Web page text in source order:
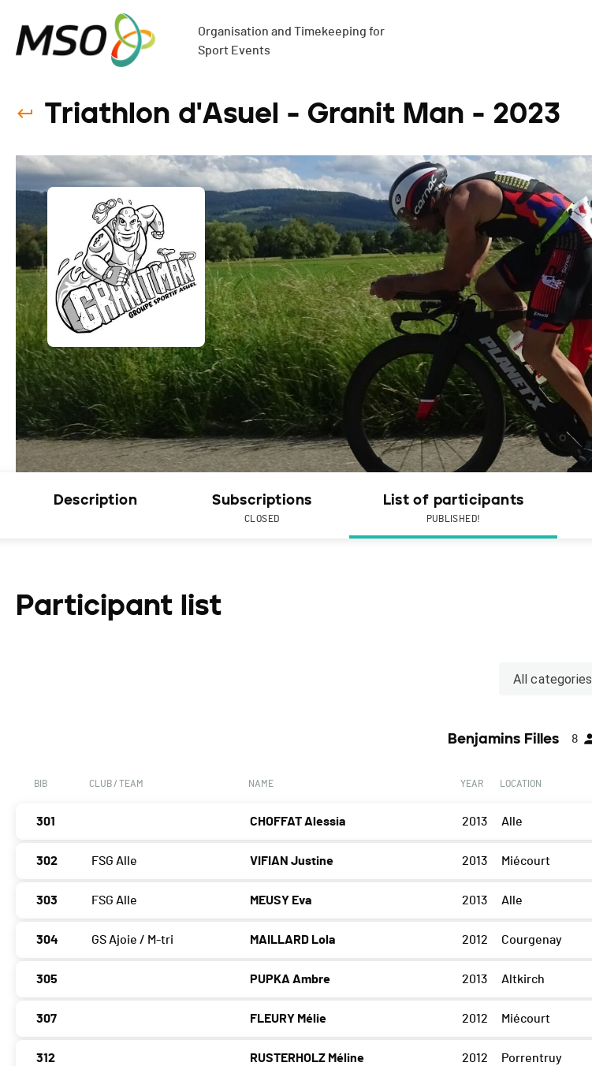
Organisation and Timekeeping for
Sport Events
Triathlon d'Asuel - Granit Man - 2023
Description Subscriptions
CLOSED
List of participants
PUBLISHED!
Participant list
All categories
Benjamins Filles 8
BIB CLUB / TEAM NAME YEAR LOCATION
301 CHOFFAT Alessia 2013 Alle
302 FSG Alle VIFIAN Justine 2013 Miécourt
303 FSG Alle MEUSY Eva 2013 Alle
304 GS Ajoie / M-tri MAILLARD Lola 2012 Courgenay
305 PUPKA Ambre 2013 Altkirch
307 FLEURY Mélie 2012 Miécourt
312 RUSTERHOLZ Méline 2012 Porrentruy